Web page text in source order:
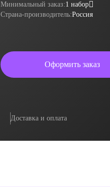
Минимальный заказ:1 набор
Страна-производитель:Россия
Оформить заказ
Доставка и оплата